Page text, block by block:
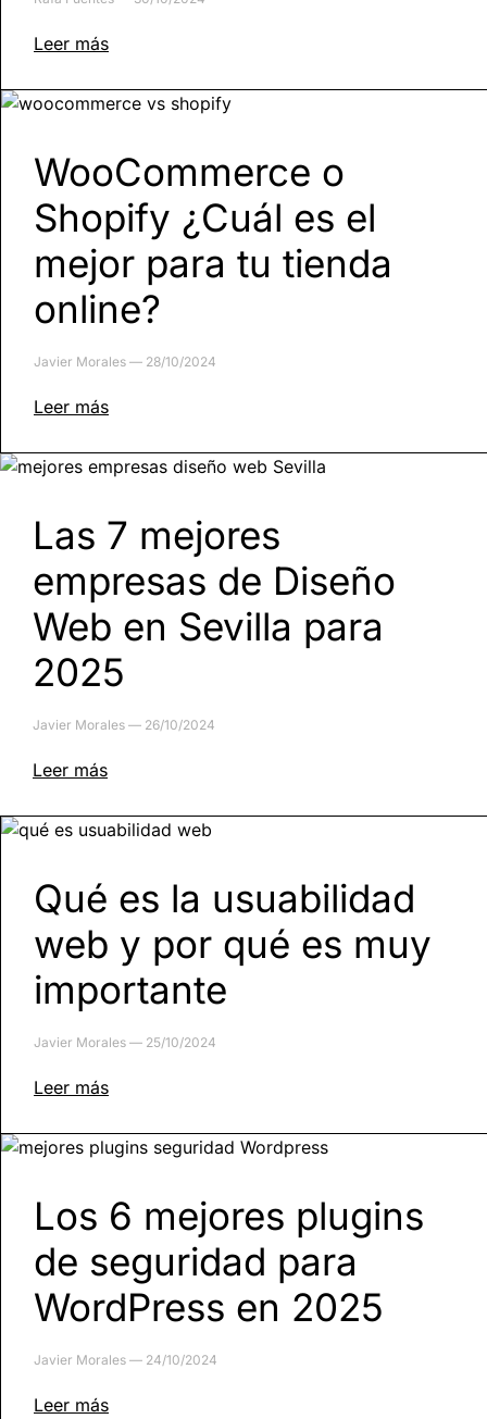
Leer más
WooCommerce o
Shopify ¿Cuál es el
mejor para tu tienda
online?
Javier Morales 28/10/2024
Leer más
Las 7 mejores
empresas de Diseño
Web en Sevilla para
2025
Javier Morales 26/10/2024
Leer más
Qué es la usuabilidad
web y por qué es muy
importante
Javier Morales 25/10/2024
Leer más
Los 6 mejores plugins
de seguridad para
WordPress en 2025
Javier Morales 24/10/2024
Leer más